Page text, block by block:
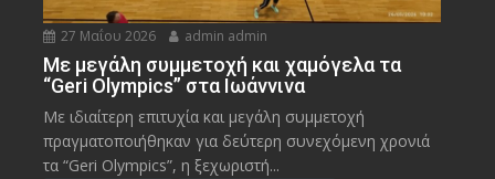
27 Μαΐου 2026 admin admin
Με μεγάλη συμμετοχή και χαμόγελα τα
“Geri Olympics” στα Ιωάννινα
Με ιδιαίτερη επιτυχία και μεγάλη συμμετοχή
πραγματοποιήθηκαν για δεύτερη συνεχόμενη χρονιά
τα “Geri Olympics”, η ξεχωριστή...